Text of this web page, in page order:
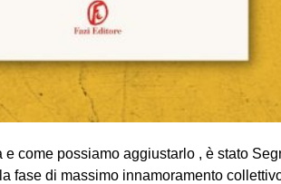
come possiamo aggiustarlo , è stato
di massimo innamoramento